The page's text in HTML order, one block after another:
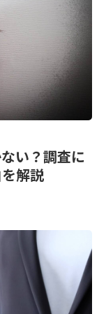
い？調査に
解説